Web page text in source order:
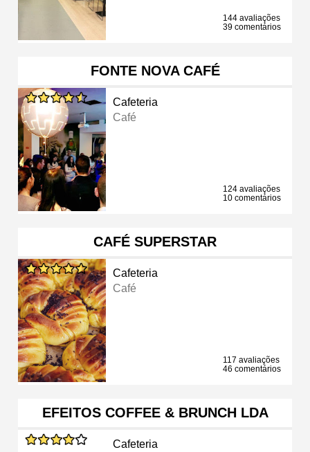
144 avaliações
39 comentários
FONTE NOVA CAFÉ
Cafeteria
Café
124 avaliações
10 comentários
CAFÉ SUPERSTAR
Cafeteria
Café
117 avaliações
46 comentários
EFEITOS COFFEE & BRUNCH LDA
Cafeteria